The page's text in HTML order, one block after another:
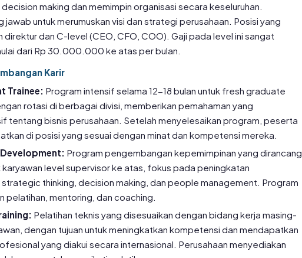
making dan memimpin organisasi secara keseluruhan.
jawab untuk merumuskan visi dan strategi perusahaan. Posisi yang
direktur dan C-level (CEO, CFO, COO). Gaji pada level ini sangat
dari Rp 30.000.000 ke atas per bulan.
Karir
Trainee: Program intensif selama 12-18 bulan untuk fresh graduate
rotasi di berbagai divisi, memberikan pemahaman yang
tentang bisnis perusahaan. Setelah menyelesaikan program, peserta
di posisi yang sesuai dengan minat dan kompetensi mereka.
Program pengembangan kepemimpinan yang dirancang
karyawan level supervisor ke atas, fokus pada peningkatan
thinking, decision making, dan people management. Program
pelatihan, mentoring, dan coaching.
Pelatihan teknis yang disesuaikan dengan bidang kerja masing-
dengan tujuan untuk meningkatkan kompetensi dan mendapatkan
yang diakui secara internasional. Perusahaan menyediakan